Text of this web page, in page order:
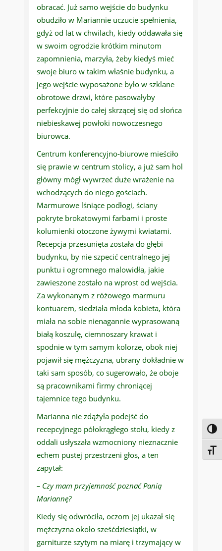
obracać. Już samo wejście do budynku
obudziło w Mariannie uczucie spełnienia,
gdyż od lat w chwilach, kiedy oddawała się
w swoim ogrodzie krótkim minutom
zapomnienia, marzyła, żeby kiedyś mieć
swoje biuro w takim właśnie budynku, a
jego wejście wyposażone było w szklane
obrotowe drzwi, które pasowałyby
perfekcyjnie do całej skrzącej się od słońca
niebieskawej powłoki nowoczesnego
biurowca.
Centrum konferencyjno-biurowe mieściło
się prawie w centrum stolicy, a już sam hol
główny mógł wywrzeć duże wrażenie na
wchodzących do niego gościach.
Marmurowe lśniące podłogi, ściany
pokryte brokatowymi farbami i proste
kolumienki otoczone żywymi kwiatami.
Recepcja przesunięta została do głębi
budynku, by nie szpecić centralnego jej
punktu i ogromnego malowidła, jakie
zawieszone zostało na wprost od wejścia.
Za wykonanym z różowego marmuru
kontuarem, siedziała młoda kobieta, która
miała na sobie nienagannie wyprasowaną
białą koszulę, ciemnoszary krawat i
spodnie w tym samym kolorze, obok niej
pojawił się mężczyzna, ubrany dokładnie w
taki sam sposób, co sugerowało, że oboje
są pracownikami firmy chroniącej
tajemnice tego budynku.
Marianna nie zdążyła podejść do
recepcyjnego półokrągłego stołu, kiedy z
oddali usłyszała wzmocniony nieznacznie
echem pustej przestrzeni głos, a ten
zapytał:
– Czy mam przyjemność poznać Panią
Mariannę?
Kiedy się odwróciła, oczom jej ukazał się
mężczyzna około sześćdziesiątki, w
garniturze szytym na miarę i trzymający w